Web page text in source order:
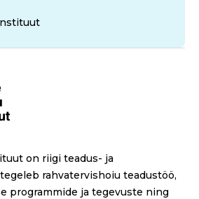
on riigi teadus- ja
rahvatervishoiu teadustöö,
programmide ja tegevuste ning